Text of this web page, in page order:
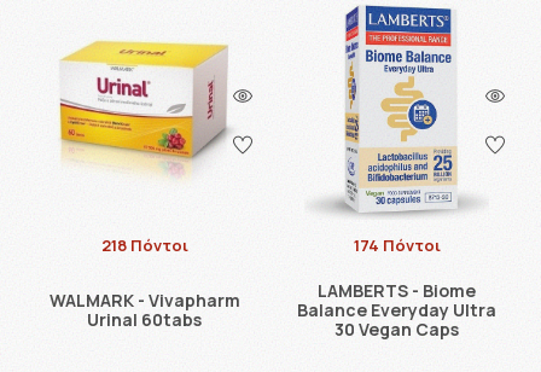
218 Πόντοι
WALMARK - Vivapharm
Urinal 60tabs
174 Πόντοι
LAMBERTS - Biome
Balance Everyday Ultra
30 Vegan Caps